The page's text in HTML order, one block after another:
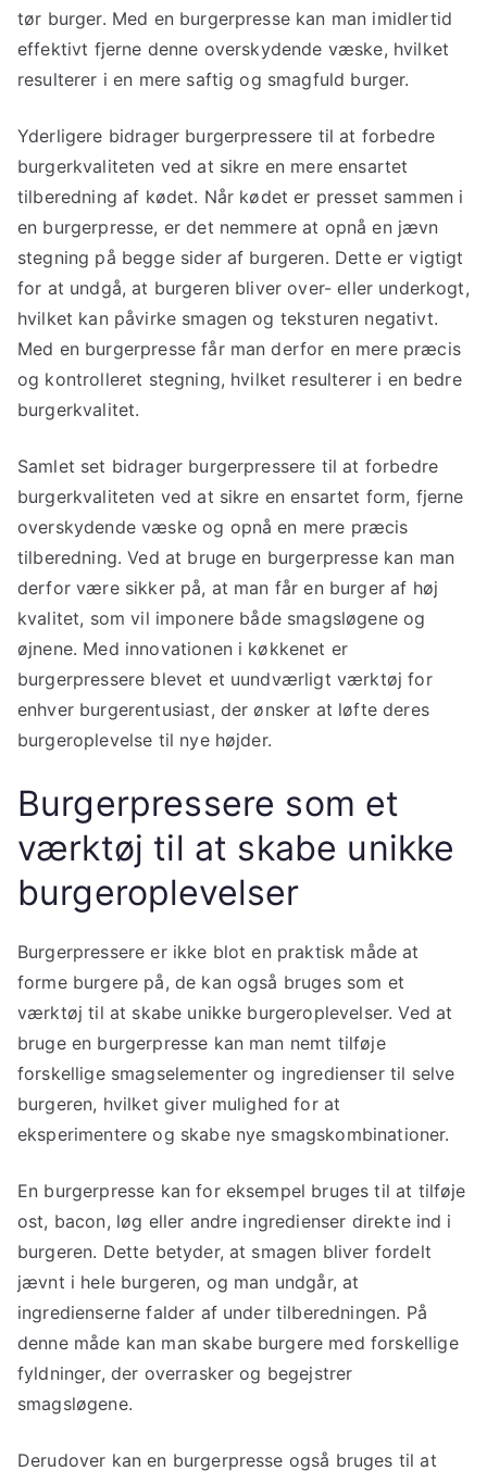
tør burger. Med en burgerpresse kan man imidlertid
effektivt fjerne denne overskydende væske, hvilket
resulterer i en mere saftig og smagfuld burger.
Yderligere bidrager burgerpressere til at forbedre
burgerkvaliteten ved at sikre en mere ensartet
tilberedning af kødet. Når kødet er presset sammen i
en burgerpresse, er det nemmere at opnå en jævn
stegning på begge sider af burgeren. Dette er vigtigt
for at undgå, at burgeren bliver over- eller underkogt,
hvilket kan påvirke smagen og teksturen negativt.
Med en burgerpresse får man derfor en mere præcis
og kontrolleret stegning, hvilket resulterer i en bedre
burgerkvalitet.
Samlet set bidrager burgerpressere til at forbedre
burgerkvaliteten ved at sikre en ensartet form, fjerne
overskydende væske og opnå en mere præcis
tilberedning. Ved at bruge en burgerpresse kan man
derfor være sikker på, at man får en burger af høj
kvalitet, som vil imponere både smagsløgene og
øjnene. Med innovationen i køkkenet er
burgerpressere blevet et uundværligt værktøj for
enhver burgerentusiast, der ønsker at løfte deres
burgeroplevelse til nye højder.
Burgerpressere som et
værktøj til at skabe unikke
burgeroplevelser
Burgerpressere er ikke blot en praktisk måde at
forme burgere på, de kan også bruges som et
værktøj til at skabe unikke burgeroplevelser. Ved at
bruge en burgerpresse kan man nemt tilføje
forskellige smagselementer og ingredienser til selve
burgeren, hvilket giver mulighed for at
eksperimentere og skabe nye smagskombinationer.
En burgerpresse kan for eksempel bruges til at tilføje
ost, bacon, løg eller andre ingredienser direkte ind i
burgeren. Dette betyder, at smagen bliver fordelt
jævnt i hele burgeren, og man undgår, at
ingredienserne falder af under tilberedningen. På
denne måde kan man skabe burgere med forskellige
fyldninger, der overrasker og begejstrer
smagsløgene.
Derudover kan en burgerpresse også bruges til at